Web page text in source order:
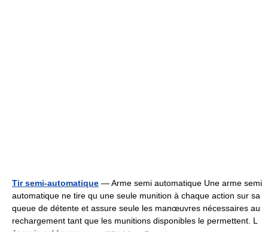
Tir semi-automatique — Arme semi automatique Une arme semi
automatique ne tire qu une seule munition à chaque action sur sa
queue de détente et assure seule les manœuvres nécessaires au
rechargement tant que les munitions disponibles le permettent. L